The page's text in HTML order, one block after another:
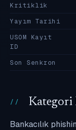
Kritiklik
Yayım Tarihi
USOM Kayıt
ID
Son Senkron
Kategori
Bankacılık